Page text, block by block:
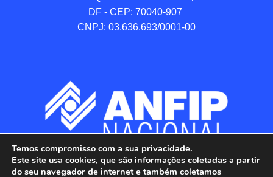
DF - CEP: 70040-907
CNPJ: 03.636.693/0001-00
Temos compromisso com a sua privacidade.
Este site usa cookies, que são informações coletadas a partir
do seu navegador de internet e também coletamos